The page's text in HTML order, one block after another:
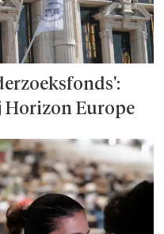
Horizon Europe